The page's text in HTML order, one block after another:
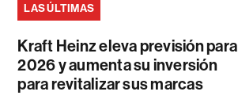
LAS ÚLTIMAS
Kraft Heinz eleva previsión para
2026 y aumenta su inversión
para revitalizar sus marcas